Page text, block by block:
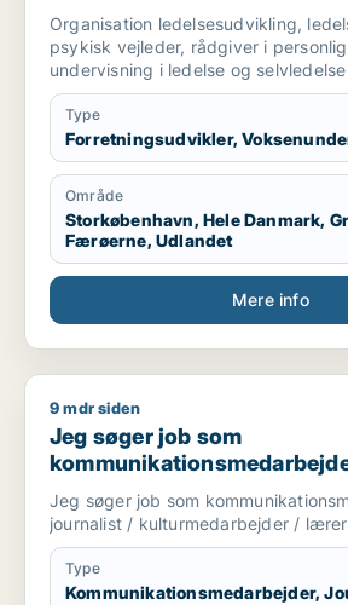
Organisation ledelsesudvikling,
psykisk vejleder, rådgiver i
undervisning i ledelse og selvledelse
Type
Forretningsudvikler,
Område
Storkøbenhavn, Hele Danmark,
Færøerne, Udlandet
Mere info
Jeg søger job som
9 mdr siden
Jeg søger job som
/ kulturmedarbejder / lærer
Jeg søger job som
journalist / kulturmedarbejder /
Type
Kommunikationsmedarbejder,